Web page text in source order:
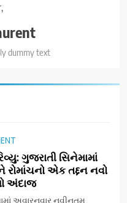
dummy text
ગુજરાતી સિનેમામાં
એક તદ્દન નવો
અંદાજ
અવારનવાર નવીનતમ